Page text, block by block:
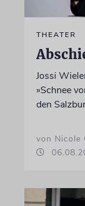
THEATER
Jossi
»Schnee
den
von Nicole